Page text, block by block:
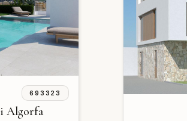
693323
i Algorfa